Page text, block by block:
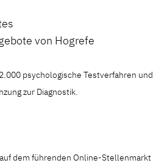
von Hogrefe
psychologische Testverfahren und
zur Diagnostik.
dem führenden Online-Stellenmarkt